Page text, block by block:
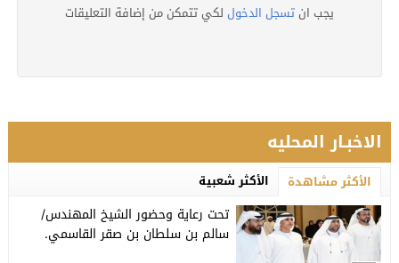
يجب ان تسجل الدخول لكي تتمكن من إضافة التعليقات
الاخبـار المحليه
الأكثر مشاهدة الأكثر شعبية
تحت رعاية وحضور الشيخ المهندس/
سالم بن سلطان بن صقر القاسمي.